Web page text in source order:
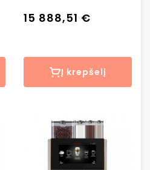
15 888,51 €
Į krepšelį